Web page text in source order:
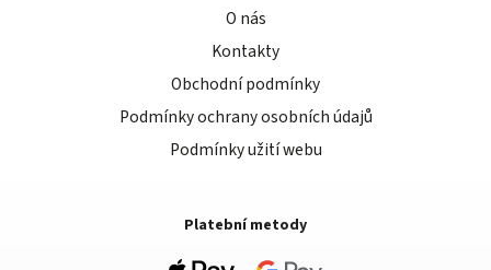
O nás
Kontakty
Obchodní podmínky
Podmínky ochrany osobních údajů
Podmínky užití webu
Platební metody